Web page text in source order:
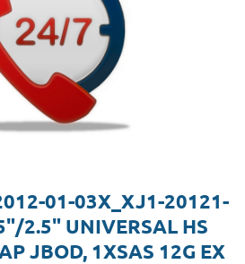
01-03X_XJ1-20121-
2.5" UNIVERSAL HS
JBOD, 1XSAS 12G EX